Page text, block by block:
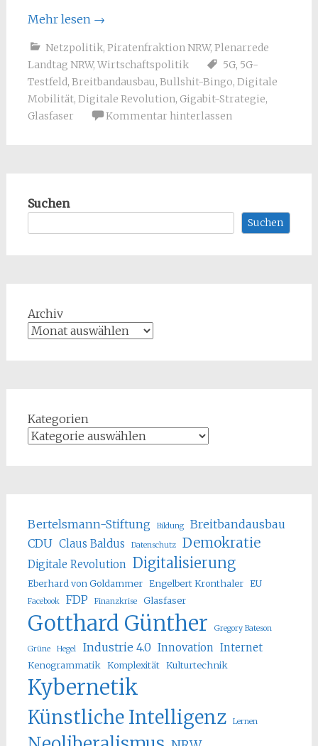
Mehr lesen →
Netzpolitik, Piratenfraktion NRW, Plenarrede
Landtag NRW, Wirtschaftspolitik 5G, 5G-
Testfeld, Breitbandausbau, Bullshit-Bingo, Digitale
Mobilität, Digitale Revolution, Gigabit-Strategie,
Glasfaser
Kommentar hinterlassen
Suchen
Suchen
Archiv
Kategorien
Bertelsmann-Stiftung Bildung
Breitbandausbau
CDU Claus Baldus Datenschutz Demokratie
Digitale Revolution Digitalisierung
Eberhard von Goldammer Engelbert Kronthaler EU
Facebook FDP Finanzkrise Glasfaser
Gotthard Günther Gregory Bateson
Grüne Hegel Industrie 4.0 Innovation Internet
Kenogrammatik Komplexität Kulturtechnik
Kybernetik
Künstliche Intelligenz Lernen